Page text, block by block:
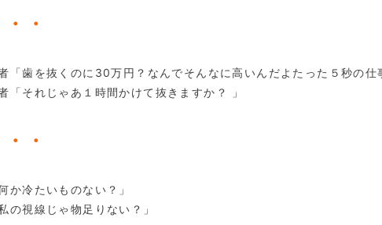
・・
「歯を抜くのに30万円？なんでそんなに高いんだよたった５秒の仕
「それじゃあ１時間かけて抜きますか？ 」
・・
何か冷たいものない？」
私の視線じゃ物足りない？」